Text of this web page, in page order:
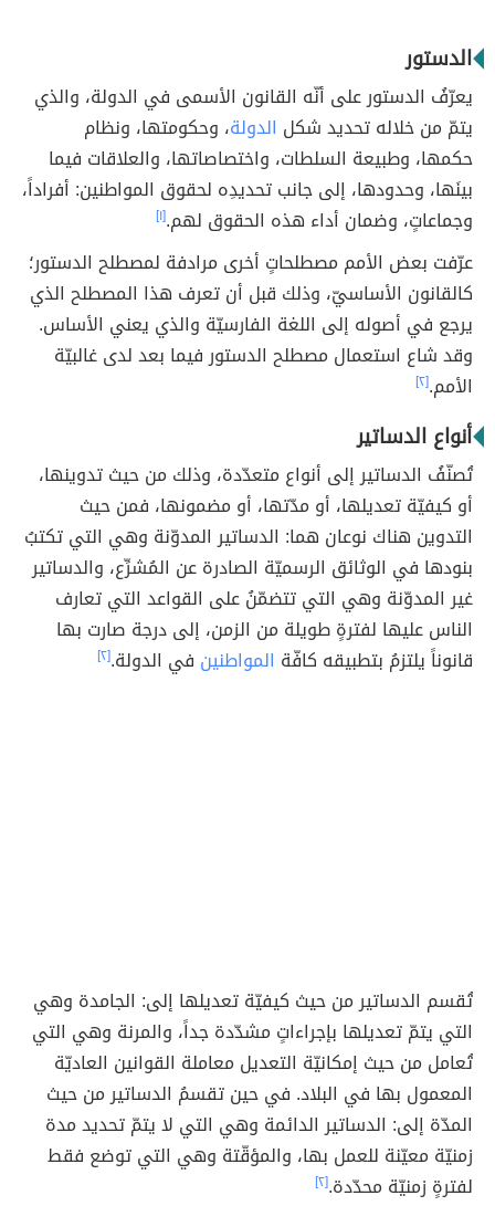
الدستور
يعرّفُ الدستور على أنّه القانون الأسمى في الدولة، والذي
يتمّ من خلاله تحديد شكل الدولة، وحكومتها، ونظام
حكمها، وطبيعة السلطات، واختصاصاتها، والعلاقات فيما
بينَها، وحدودها، إلى جانب تحديدِه لحقوق المواطنين: أفراداً،
وجماعاتٍ، وضمان أداء هذه الحقوق لهم.[١]
عرّفت بعض الأمم مصطلحاتٍ أخرى مرادفة لمصطلح الدستور؛
كالقانون الأساسيّ، وذلك قبل أن تعرف هذا المصطلح الذي
يرجع في أصوله إلى اللغة الفارسيّة والذي يعني الأساس.
وقد شاع استعمال مصطلح الدستور فيما بعد لدى غالبيّة
الأمم.[٢]
أنواع الدساتير
تُصنّفُ الدساتير إلى أنواع متعدّدة، وذلك من حيث تدوينها،
أو كيفيّة تعديلها، أو مدّتها، أو مضمونها، فمن حيث
التدوين هناك نوعان هما: الدساتير المدوّنة وهي التي تكتبُ
بنودها في الوثائق الرسميّة الصادرة عن المُشرِّع، والدساتير
غير المدوّنة وهي التي تتضمّنُ على القواعد التي تعارف
الناس عليها لفترةٍ طويلة من الزمن، إلى درجة صارت بها
قانوناً يلتزمُ بتطبيقه كافّة المواطنين في الدولة.[٢]
تُقسم الدساتير من حيث كيفيّة تعديلها إلى: الجامدة وهي
التي يتمّ تعديلها بإجراءاتٍ مشدّدة جداً، والمرنة وهي التي
تُعامل من حيث إمكانيّة التعديل معاملة القوانين العاديّة
المعمول بها في البلاد. في حين تقسمُ الدساتير من حيث
المدّة إلى: الدساتير الدائمة وهي التي لا يتمّ تحديد مدة
زمنيّة معيّنة للعمل بها، والمؤقّتة وهي التي توضع فقط
لفترةٍ زمنيّة محدّدة.[٢]